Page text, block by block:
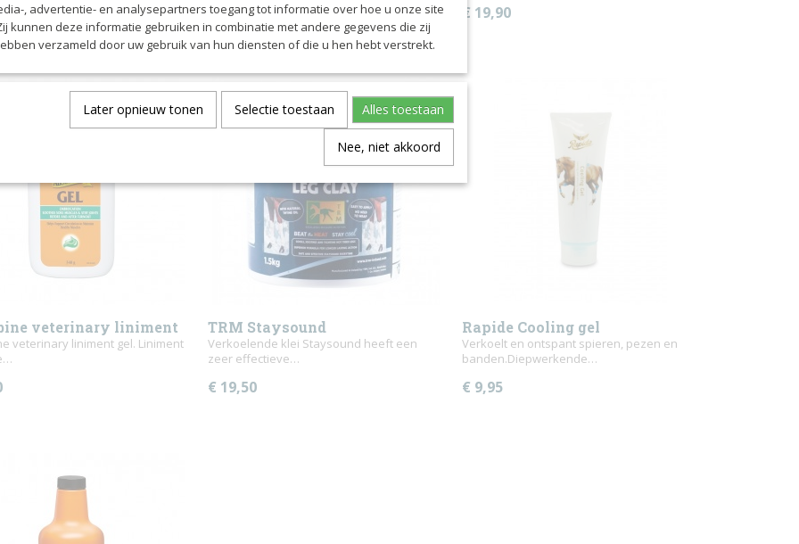
€ 39,90 € 19,90
veterinary liniment
veterinary liniment gel. Liniment
TRM Staysound
Verkoelende klei Staysound heeft een
zeer effectieve…
€ 19,50
Rapide Cooling gel
Verkoelt en ontspant spieren, pezen en
banden.Diepwerkende…
€ 9,95
, advertentie- en analysepartners toegang tot informatie over hoe u onze site
kunnen deze informatie gebruiken in combinatie met andere gegevens die zij
verzameld door uw gebruik van hun diensten of die u hen hebt verstrekt.
Later opnieuw tonen Selectie toestaan Alles toestaan
Nee, niet akkoord